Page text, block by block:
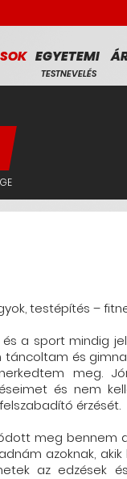
EGYETEMI
TESTNEVELÉS
testépítés –
a sport mindig
táncoltam és
meg.
és nem
érzését.
meg bennem
azoknak,
az edzések